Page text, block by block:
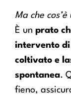
Ma che
È un prato
intervento
coltivato e
spontanea.
fieno,